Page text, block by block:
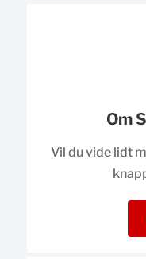
Om
Vil du vide lidt